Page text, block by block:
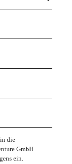
die
GmbH
ein.